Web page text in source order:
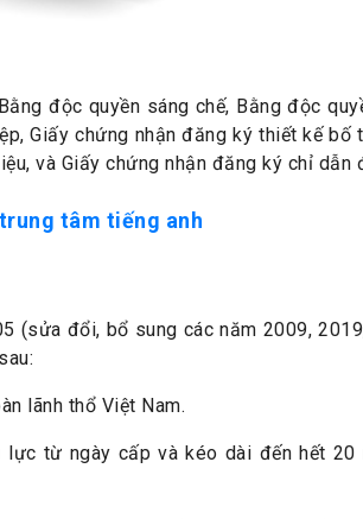
độc quyền sáng chế, Bằng độc
Giấy chứng nhận đăng ký thiết kế bố
và Giấy chứng nhận đăng ký chỉ dẫn
tâm tiếng anh
(sửa đổi, bổ sung các năm 2009,
lãnh thổ Việt Nam.
lực từ ngày cấp và kéo dài đến hết 20